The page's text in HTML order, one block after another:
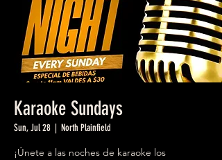
Karaoke Sundays
Sun, Jul 28
  |
North Plainfield
¡Únete a las noches de karaoke los